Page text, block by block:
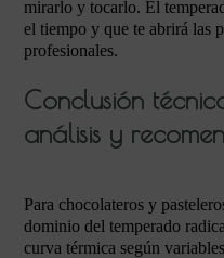
mirarlo y tocarlo. El
el tiempo y que te abrirá las
profesionales.
Conclusión
análisis y
Para chocolateros y
dominio del temperado
curva térmica según